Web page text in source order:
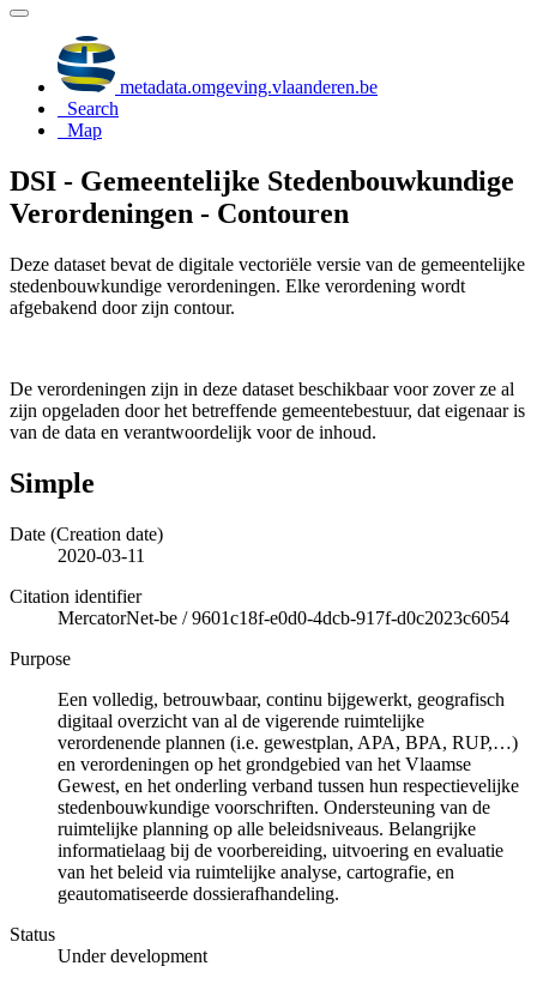
metadata.omgeving.vlaanderen.be
Search
Map
DSI - Gemeentelijke Stedenbouwkundige
Verordeningen - Contouren
Deze dataset bevat de digitale vectoriële versie van de gemeentelijke
stedenbouwkundige verordeningen. Elke verordening wordt
afgebakend door zijn contour.
De verordeningen zijn in deze dataset beschikbaar voor zover ze al
zijn opgeladen door het betreffende gemeentebestuur, dat eigenaar is
van de data en verantwoordelijk voor de inhoud.
Simple
Date (Creation date)
2020-03-11
Citation identifier
MercatorNet-be /9601c18f-e0d0-4dcb-917f-d0c2023c6054
Purpose
Een volledig, betrouwbaar, continu bijgewerkt, geografisch
digitaal overzicht van al de vigerende ruimtelijke
verordenende plannen (i.e. gewestplan, APA, BPA, RUP,…)
en verordeningen op het grondgebied van het Vlaamse
Gewest, en het onderling verband tussen hun respectievelijke
stedenbouwkundige voorschriften. Ondersteuning van de
ruimtelijke planning op alle beleidsniveaus. Belangrijke
informatielaag bij de voorbereiding, uitvoering en evaluatie
van het beleid via ruimtelijke analyse, cartografie, en
geautomatiseerde dossierafhandeling.
Status
Under development